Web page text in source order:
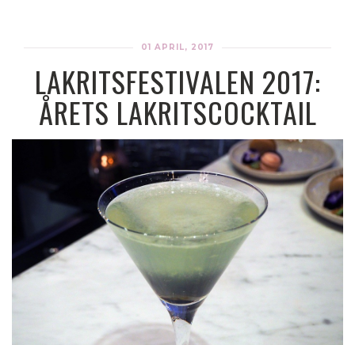
01 APRIL, 2017
LAKRITSFESTIVALEN 2017:
ÅRETS LAKRITSCOCKTAIL